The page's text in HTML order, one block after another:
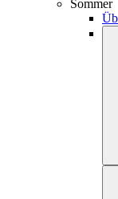
Sommer